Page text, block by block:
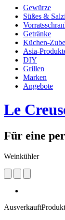
Gewürze
Süßes &
Getränke
Küchen-
Asia-
DIY
Grillen
Marken
Angebote
Le
Für eine
Weinkühler
Ausverkauft